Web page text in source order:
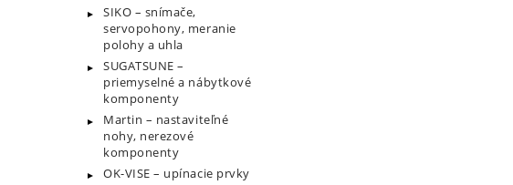
SIKO – snímače,
servopohony, meranie
polohy a uhla
SUGATSUNE –
priemyselné a nábytkové
komponenty
Martin – nastaviteľné
nohy, nerezové
komponenty
OK-VISE – upínacie prvky